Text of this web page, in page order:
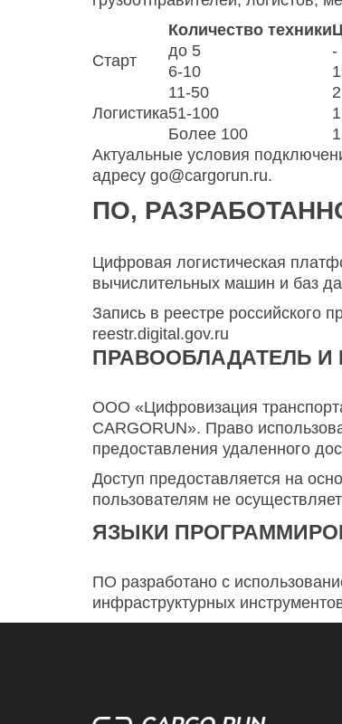
Количество техники
Старт
до 5 -
6-10
Логистика
11-50
51-100
Более 100
Актуальные условия
адресу go@cargorun.ru.
ПО,
Цифровая логистическая
вычислительных машин и баз
Запись в реестре российского
reestr.digital.gov.ru
ПРАВООБЛАДАТЕЛЬ
ООО «Цифровизация
CARGORUN». Право
предоставления удаленного
Доступ предоставляется на
пользователям не
ЯЗЫКИ
ПО разработано с
инфраструктурных